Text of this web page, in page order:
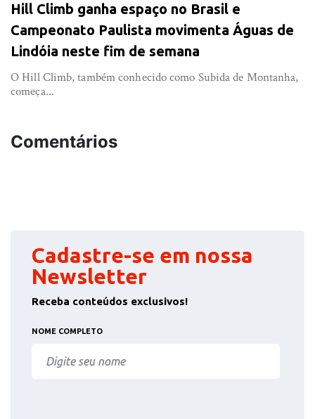
Hill Climb ganha espaço no Brasil e
Campeonato Paulista movimenta Águas de
Lindóia neste fim de semana
O Hill Climb, também conhecido como Subida de Montanha,
começa...
Comentários
Cadastre-se em nossa
Newsletter
Receba conteúdos exclusivos!
NOME COMPLETO